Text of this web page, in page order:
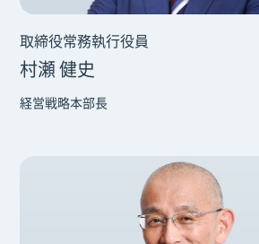
取締役常務執行役員
村瀬 健史
経営戦略本部長